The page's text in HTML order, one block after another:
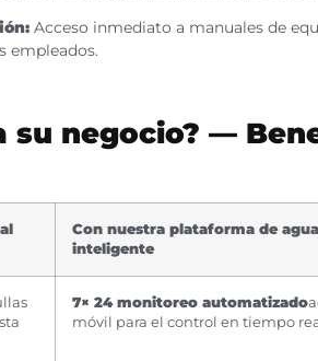
Acceso inmediato a manuales de
empleados.
su negocio? —
Con nuestra plataforma de agua
inteligente
7× 24 monitoreo automatizado
móvil para el control en tiempo